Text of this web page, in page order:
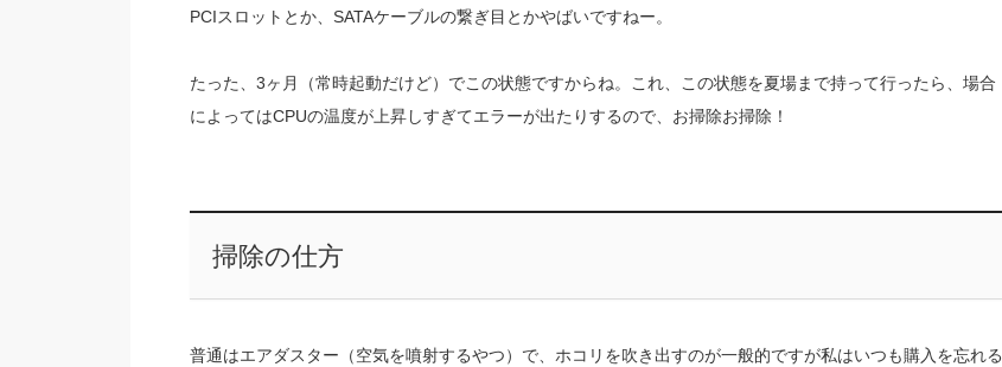
PCIスロットとか、SATAケーブルの繋ぎ目とかやばいですねー。
たった、3ヶ月（常時起動だけど）でこの状態ですからね。これ、この状態を夏場まで持って行ったら、場合
によってはCPUの温度が上昇しすぎてエラーが出たりするので、お掃除お掃除！
掃除の仕方
普通はエアダスター（空気を噴射するやつ）で、ホコリを吹き出すのが一般的ですが私はいつも購入を忘れる